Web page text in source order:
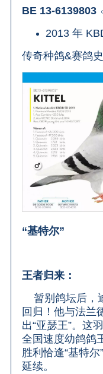
BE 13-6139803
2013 年
传奇种鸽&赛鸽
“基特尔”
王者归来：
暂别鸽坛后，
回归！他与法兰
出“亚瑟王”。这
全国速度幼鸽鸽
胜利恰逢“基特
延续。